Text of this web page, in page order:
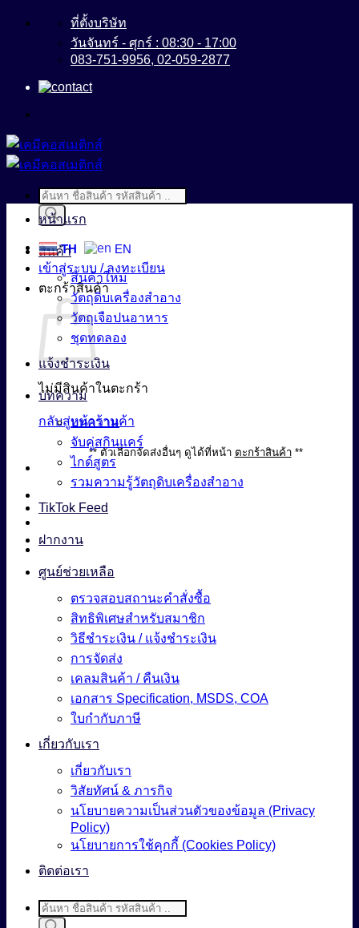
ข้าม
เนื้อหา
ที่ตั้งบริษัท
วันจันทร์ - ศุกร์ : 08:30 - 17:00
083-751-9956, 02-059-2877
Products
search
TH
EN
เข้าสู่ระบบ / ลงทะเบียน
ตะกร้าสินค้า
ไม่มีสินค้าในตะกร้า
กลับสู่หน้าร้านค้า
** ตัวเลือกจัดส่งอื่นๆ ดูได้ที่หน้า ตะกร้าสินค้า**
หน้าแรก
สินค้า
สินค้าใหม่
วัตถุดิบเครื่องสำอาง
วัตถุเจือปนอาหาร
ชุดทดลอง
แจ้งชำระเงิน
บทความ
บทความ
จับคู่สกินแคร์
ไกด์สูตร
รวมความรู้วัตถุดิบเครื่องสำอาง
TikTok Feed
ฝากงาน
ศูนย์ช่วยเหลือ
ตรวจสอบสถานะคำสั่งซื้อ
สิทธิพิเศษสำหรับสมาชิก
วิธีชำระเงิน / แจ้งชำระเงิน
การจัดส่ง
เคลมสินค้า / คืนเงิน
เอกสาร Specification, MSDS, COA
ใบกำกับภาษี
เกี่ยวกับเรา
เกี่ยวกับเรา
วิสัยทัศน์ & ภารกิจ
นโยบายความเป็นส่วนตัวของข้อมูล (Privacy
Policy)
นโยบายการใช้คุกกี้ (Cookies Policy)
ติดต่อเรา
Products
search